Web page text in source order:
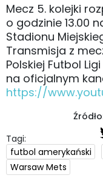
Mecz 5. kolejki
o godzinie 13.00
Stadionu
Transmisja z
Polskiej Futbol
na oficjalnym
https://
Tagi:
futbol amerykański
Warsaw Mets